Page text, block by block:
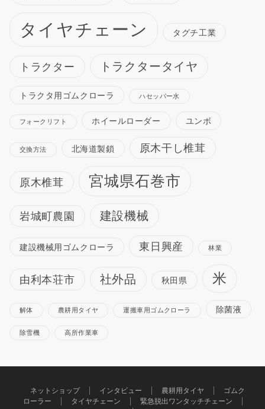
タイヤチェーン タグチ工業
トラクター トラクタータイヤ
トラクタ用ゴムクローラ ハセッパー水
フォークリフト ホイールローダー ユンボ
交換方法 北海道製鎖 原木干し椎茸
原木椎茸 宮城県石巻市
岩城町農園 建設機械
建設機械用ゴムクローラ 東日興産 林業
由利本荘市 社外品 秋田県 米
解体 農耕用タイヤ 運搬車用ゴムクローラ 除菌液
除雪機 高所作業車
ネットショップ インタビュー 農耕用タイヤ
ゴムク
ローラー
タイヤチェーン
緊急脱出ワンタッチチェーン